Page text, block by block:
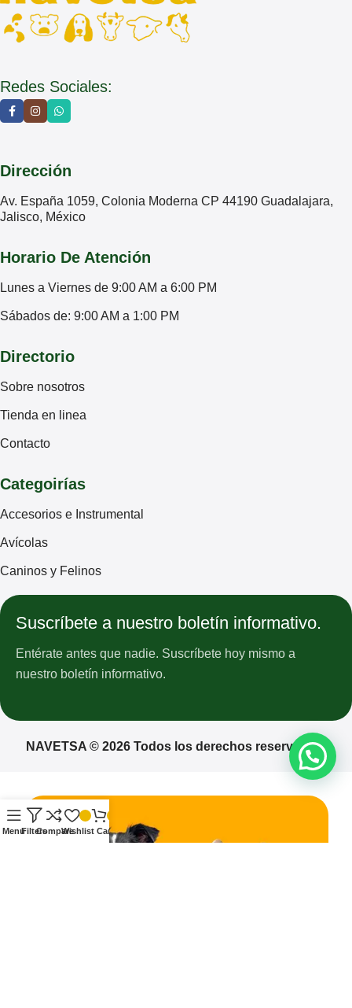
Redes Sociales:
Dirección
Av. España 1059, Colonia Moderna CP 44190 Guadalajara,
Jalisco, México
Horario De Atención
Lunes a Viernes de 9:00 AM a 6:00 PM
Sábados de: 9:00 AM a 1:00 PM
Directorio
Sobre nosotros
Tienda en linea
Contacto
Categoirías
Accesorios e Instrumental
Avícolas
Caninos y Felinos
Suscríbete a nuestro boletín informativo.
Entérate antes que nadie. Suscríbete hoy mismo a
nuestro boletín informativo.
NAVETSA © 2026 Todos los derechos reservados.
MenuFiltersCompareWishlist Cart